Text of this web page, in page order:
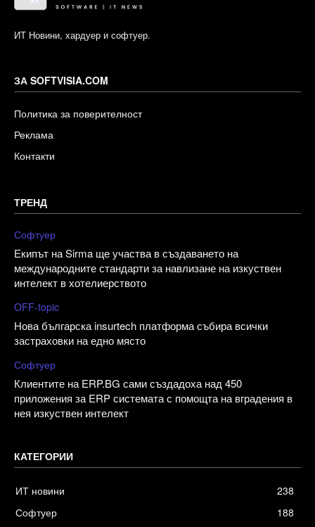
ИТ Новини, хардуер и софтуер.
ЗА SOFTVISIA.COM
Политика за поверителност
Реклама
Контакти
ТРЕНД
Софтуер
Екипът на Sirma ще участва в създаването на
международните стандарти за навлизане на изкуствен
интелект в хотелиерството
OFF-topic
Нова българска insurtech платформа събира всички
застраховки на едно място
Софтуер
Клиентите на ERP.BG сами създадоха над 450
приложения за ERP системата с помощта на вградения в
нея изкуствен интелект
КАТЕГОРИИ
ИТ новини
238
Софтуер
188